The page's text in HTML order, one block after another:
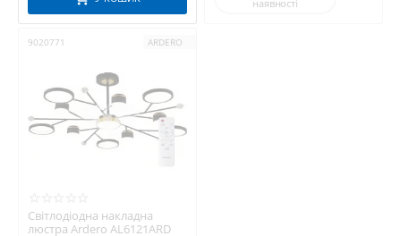
наявності
9020771 ARDERO
Світлодіодна накладна
люстра Ardero AL6121ARD